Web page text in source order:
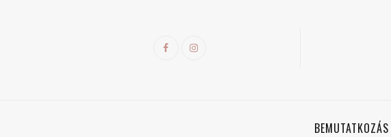
FacebookInstagram
BEMUTATKOZÁS